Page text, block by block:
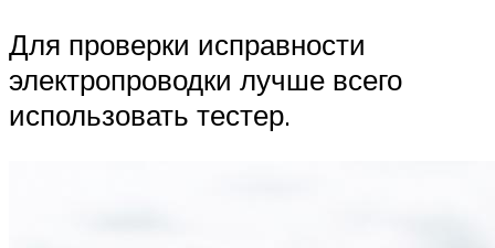
Для проверки исправности
электропроводки лучше всего
использовать тестер.